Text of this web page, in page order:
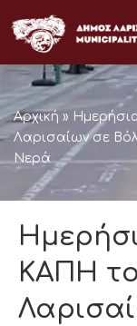
στο
περιεχόμενο
Αρχική »
Λαρισαίων σε
Νερά
ΚΑΠΗ